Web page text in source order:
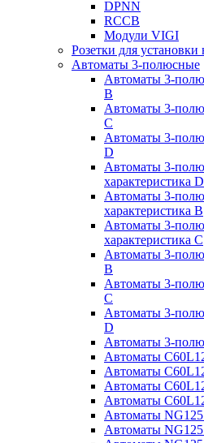
DPNN
RCCB
Модули VIGI
Розетки для
Автоматы 3-полюсные
Автоматы 3-
B
Автоматы 3-
C
Автоматы 3-
D
Автоматы 3-
характеристика D
Автоматы 3-
характеристика В
Автоматы 3-
характеристика С
Автоматы 3-
B
Автоматы 3-
C
Автоматы 3-
D
Автоматы 3-
Автоматы
Автоматы
Автоматы
Автоматы
Автоматы
Автоматы